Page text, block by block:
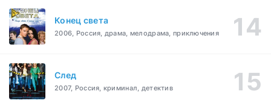
Конец света
2006, Россия, драма, мелодрама, приключения
След
2007, Россия, криминал, детектив